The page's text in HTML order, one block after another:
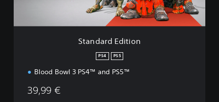
t
Standard Edition
PS4 PS5
Blood Bowl 3 PS4™ and PS5™
39,99 €